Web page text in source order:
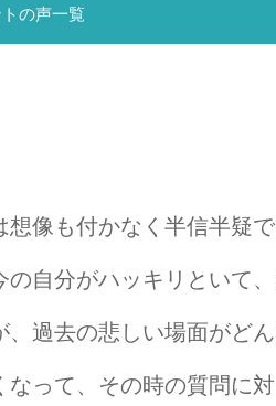
の声一覧
像も付かなく半信半疑
自分がハッキリといて
過去の悲しい場面がど
って、その時の質問に